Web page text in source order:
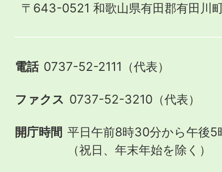
〒643-0521 和歌山県有田郡有田川
電話 0737-52-2111（代表）
ファクス 0737-52-3210（代表）
開庁時間 平日午前8時30分から午後5
（祝日、年末年始を除く）